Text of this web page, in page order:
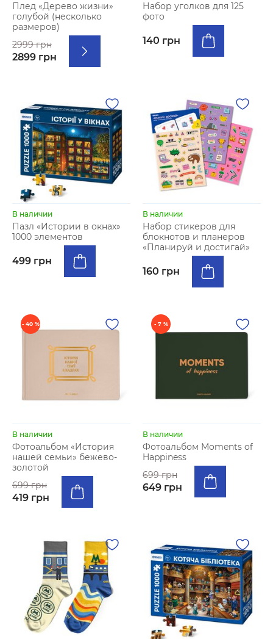
Плед «Дерево жизни»
голубой (несколько
размеров)
2999 грн
2899 грн
Набор уголков для 125
фото
140 грн
В наличии
Пазл «Истории в окнах»
1000 элементов
499 грн
В наличии
Набор стикеров для
блокнотов и планеров
«Планируй и достигай»
160 грн
- 40 %
В наличии
Фотоальбом «История
нашей семьи» бежево-
золотой
699 грн
419 грн
- 7 %
В наличии
Фотоальбом Moments of
Happiness
699 грн
649 грн